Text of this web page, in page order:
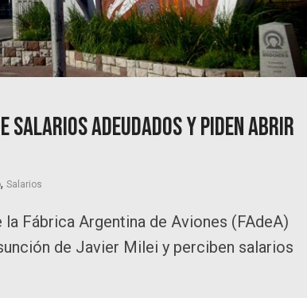
salarios adeudados y piden abrir
, Salarios
Fábrica Argentina de Aviones (FAdeA)
de Javier Milei y perciben salarios